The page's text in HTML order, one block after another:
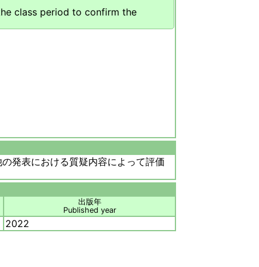
class period to confirm the
発表における質疑内容によって評価
出版年
Published year
2022